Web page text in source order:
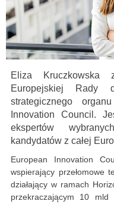
Eliza Kruczkowska
Europejskiej Rady
strategicznego
Innovation Council.
ekspertów
kandydatów z całej
European Innovation
wspierający przełomowe
działający w ramach
przekraczającym 10